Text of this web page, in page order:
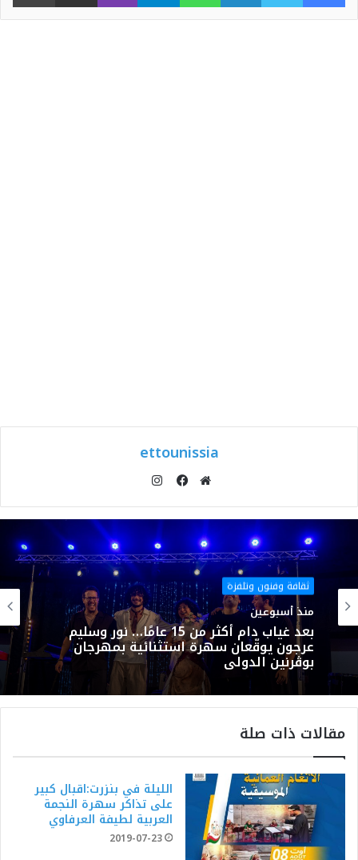
ettounissia
الويب
ثقافة وفنون وتلفزة
منذ أسبوعين
بعد غياب دام أكثر من 15 عامًا… نور وسليم
عرجون يوقّعان سهرة استثنائية بمهرجان
بوڨرنين الدولي
مقالات ذات صلة
الليلة في بنزرت:اقبال كبير
على تذاكر سهرة النجمة
العربية لطيفة العرفاوي
2019-07-23